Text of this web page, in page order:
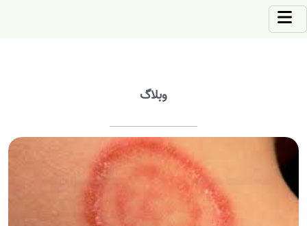
وبلاگ